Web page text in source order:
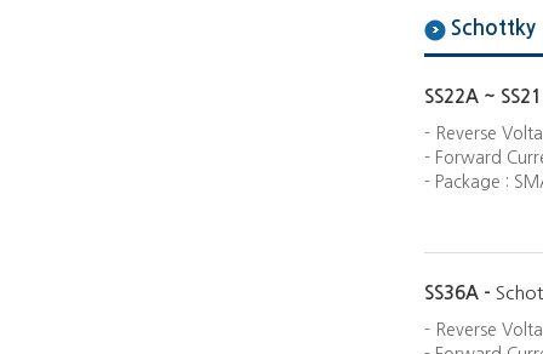
Schottky
SS22A ~
- Reverse
- Forward
- Package :
SS36A -
- Reverse